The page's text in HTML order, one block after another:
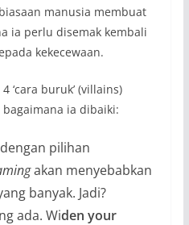
manusia membuat
ia perlu disemak kembali
kekecewaan.
‘cara buruk’ (villains)
ia dibaiki:
pilihan
akan menyebabkan
banyak. Jadi?
ada. Widen your